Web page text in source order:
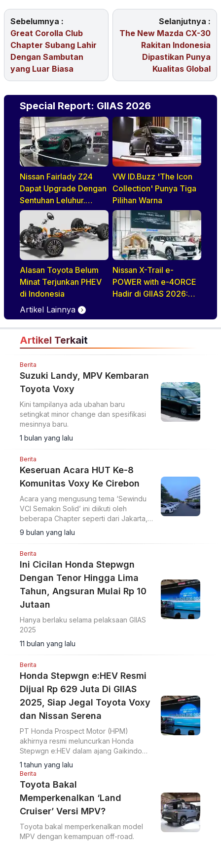
Sebelumnya :
Great Corolla Club
Chapter Subang Lahir
Dengan Sambutan
yang Luar Biasa
Selanjutnya :
The New Mazda CX-30
Rakitan Indonesia
Dipastikan Punya
Kualitas Global
Special Report: GIIAS 2026
Nissan Fairlady Z24
Dapat Upgrade Dengan
Sentuhan Leluhur.
Indonesia Jadi Negara
Pertama di ASEAN
Yang Disapa
VW ID.Buzz 'The Icon
Collection' Punya Tiga
Pilihan Warna
Alasan Toyota Belum
Minat Terjunkan PHEV
di Indonesia
Nissan X-Trail e-
POWER with e-4ORCE
Hadir di GIIAS 2026:
Kenyamanan, dan
Teknologi Elektrifikasi
Artikel Lainnya
Artikel Terkait
Berita
Suzuki Landy, MPV Kembaran
Toyota Voxy
Kini tampilanya ada ubahan baru
setingkat minor change dan spesifikasi
mesinnya baru.
1 bulan yang lalu
Berita
Keseruan Acara HUT Ke-8
Komunitas Voxy Ke Cirebon
Acara yang mengusung tema ‘Sewindu
VCI Semakin Solid’ ini diikuti oleh
beberapa Chapter seperti dari Jakarta,
Tangerang, Depok, Bekasi, Banten,
Jogja dan tuan rumah Cirebon.
9 bulan yang lalu
Berita
Ini Cicilan Honda Stepwgn
Dengan Tenor Hingga Lima
Tahun, Angsuran Mulai Rp 10
Jutaan
Hanya berlaku selama pelaksaan GIIAS
2025
11 bulan yang lalu
Berita
Honda Stepwgn e:HEV Resmi
Dijual Rp 629 Juta Di GIIAS
2025, Siap Jegal Toyota Voxy
dan Nissan Serena
PT Honda Prospect Motor (HPM)
akhirnya resmi meluncurkan Honda
Stepwgn e:HEV dalam ajang Gaikindo
Indonesia International Auto Show (GIIAS)
2025.
1 tahun yang lalu
Berita
Toyota Bakal
Memperkenalkan ‘Land
Cruiser’ Versi MPV?
Toyota bakal memperkenalkan model
MPV dengan kemampuan off-road.